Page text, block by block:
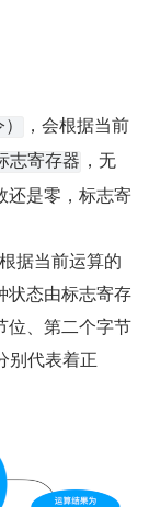
，会根据当前
志寄存器 ，无
还是零，标志寄
据当前运算的
状态由标志寄存
位、第二个字节
别代表着正